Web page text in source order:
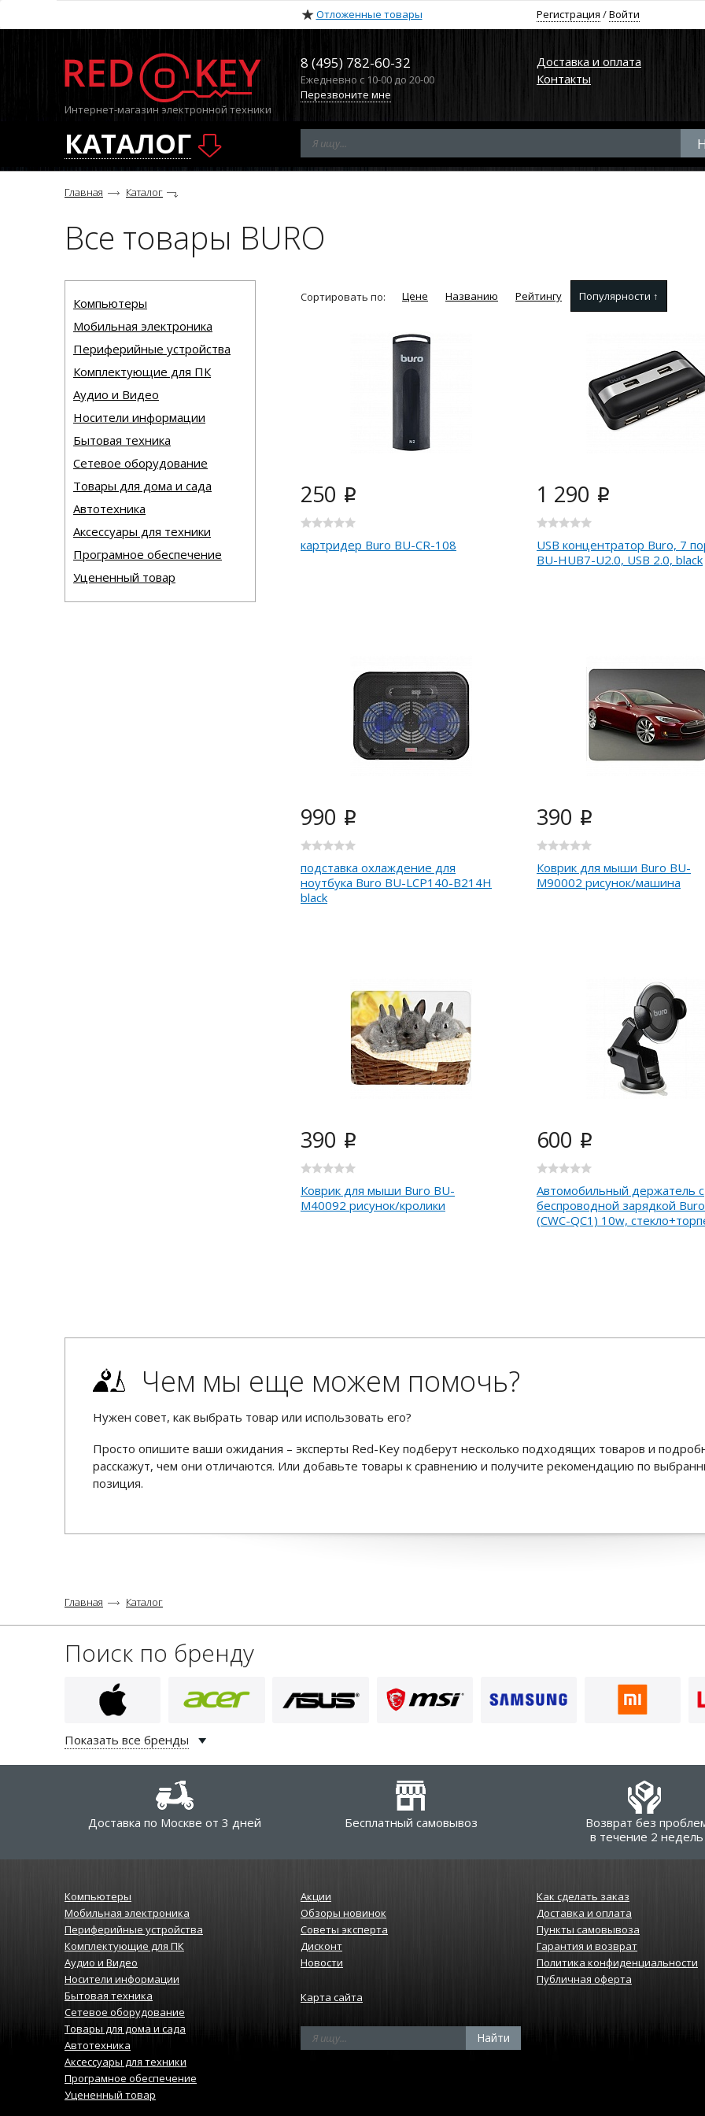
Отложенные товары Регистрация /Войти
Интернет-магазин электронной техники
8 (495) 782-60-32
Ежедневно с 10-00 до 20-00
Перезвоните мне
Доставка и оплата
Контакты
КАТАЛОГ
Главная Каталог
Все товары BURO
Компьютеры
Мобильная электроника
Периферийные устройства
Комплектующие для ПК
Аудио и Видео
Носители информации
Бытовая техника
Сетевое оборудование
Товары для дома и сада
Автотехника
Аксессуары для техники
Програмное обеспечение
Уцененный товар
Сортировать по: Цене Названию Рейтингу Популярности ↑
250 i
картридер Buro BU-CR-108
1 290 i
USB концентратор Buro, 7
BU-HUB7-U2.0, USB 2.0, black
990 i
подставка охлаждение для
ноутбука Buro BU-LCP140-B214H
black
390 i
Коврик для мыши Buro BU-
M90002 рисунок/машина
390 i
Коврик для мыши Buro BU-
M40092 рисунок/кролики
600 i
Автомобильный держатель с
беспроводной зарядкой Buro
(CWC-QC1) 10w,
Чем мы еще можем помочь?
Нужен совет, как выбрать товар или использовать его?
Просто опишите ваши ожидания – эксперты Red-Key подберут несколько подходящих товаров и
расскажут, чем они отличаются. Или добавьте товары к сравнению и получите рекомендацию по
позиция.
Главная Каталог
Поиск по бренду
Показать все бренды
Доставка по Москве от 3 дней Бесплатный самовывоз
Возврат без
в течение 2 недель
Компьютеры
Мобильная электроника
Периферийные устройства
Комплектующие для ПК
Аудио и Видео
Носители информации
Бытовая техника
Сетевое оборудование
Товары для дома и сада
Автотехника
Аксессуары для техники
Програмное обеспечение
Уцененный товар
Акции
Обзоры новинок
Советы эксперта
Дисконт
Новости
Карта сайта
Как сделать заказ
Доставка и оплата
Пункты самовывоза
Гарантия и возврат
Политика конфиденциальности
Публичная оферта